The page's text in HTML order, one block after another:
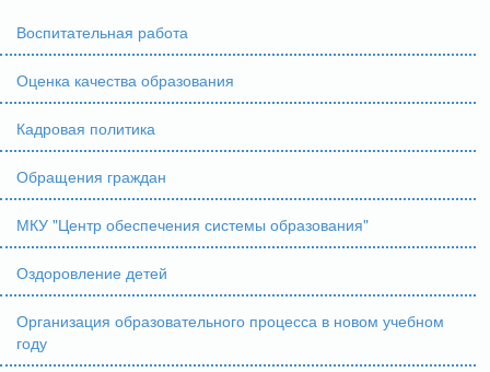
Воспитательная работа
Оценка качества образования
Кадровая политика
Обращения граждан
МКУ "Центр обеспечения системы образования"
Оздоровление детей
Организация образовательного процесса в новом учебном
году